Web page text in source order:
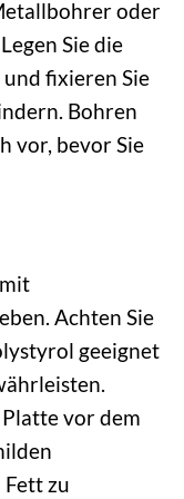
oder
Sie die
fixieren Sie
Bohren
vor, bevor Sie
Achten Sie
geeignet
vor dem
zu